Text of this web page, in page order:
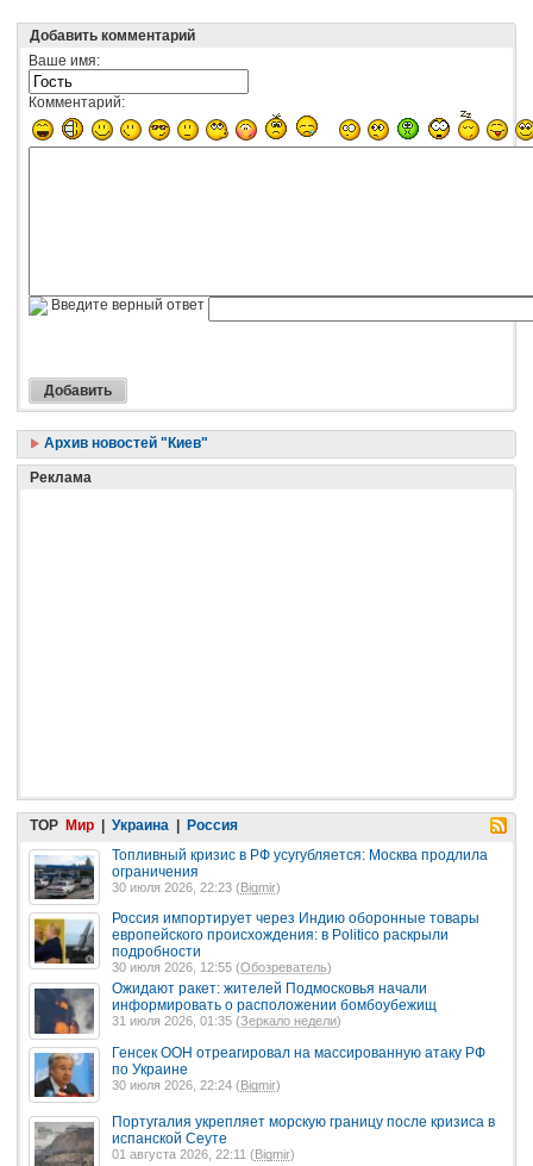
Добавить комментарий
Ваше имя:
Комментарий:
Введите верный ответ
Архив новостей "Киев"
Реклама
TOP Мир | Украина | Россия
Топливный кризис в РФ усугубляется: Москва продлила
ограничения
30 июля 2026, 22:23 (Bigmir)
Россия импортирует через Индию оборонные товары
европейского происхождения: в Politico раскрыли
подробности
30 июля 2026, 12:55 (Обозреватель)
Ожидают ракет: жителей Подмосковья начали
информировать о расположении бомбоубежищ
31 июля 2026, 01:35 (Зеркало недели)
Генсек ООН отреагировал на массированную атаку РФ
по Украине
30 июля 2026, 22:24 (Bigmir)
Португалия укрепляет морскую границу после кризиса в
испанской Сеуте
01 августа 2026, 22:11 ( Bigmir)